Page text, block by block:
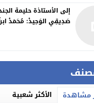
مشاهدة الأكثر شعبية
صَدِيقِي الوَحِيدْ: مُحَمَدْ